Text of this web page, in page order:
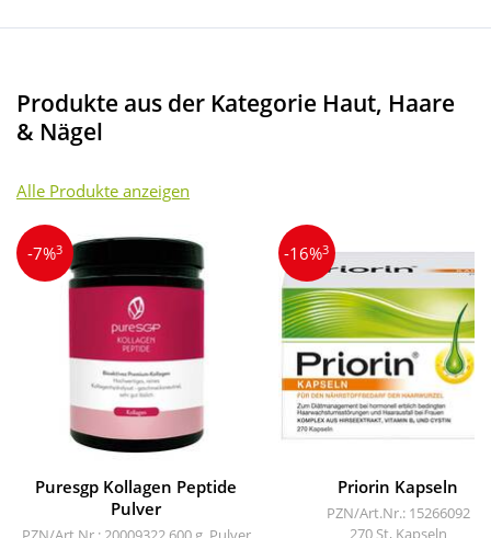
Produkte aus der Kategorie Haut, Haare
& Nägel
Alle Produkte anzeigen
-7%3
Puresgp Kollagen Peptide
Pulver
-16%3
Priorin Kapseln
PZN/Art.Nr.: 15266092
270 St, Kapseln